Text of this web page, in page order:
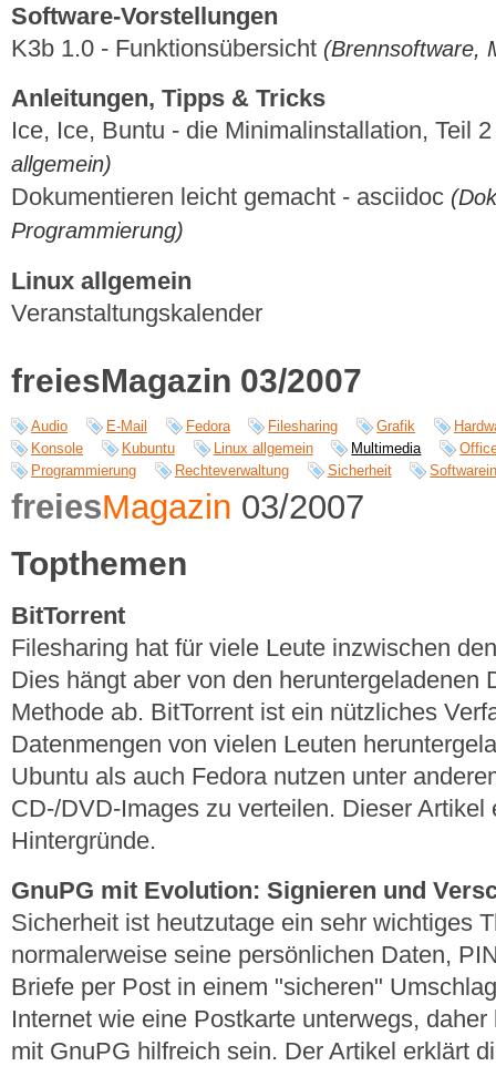
Software-Vorstellungen
K3b 1.0 - Funktionsübersicht (Brennsoftware,
Anleitungen, Tipps & Tricks
Ice, Ice, Buntu - die Minimalinstallation, Teil
allgemein)
Dokumentieren leicht gemacht - asciidoc
Programmierung)
Linux allgemein
Veranstaltungskalender
freiesMagazin 03/2007
Audio E-Mail Fedora Filesharing Grafik
Konsole
Kubuntu Linux allgemein Multimedia
Programmierung
Rechteverwaltung Sicherheit
freiesMagazin 03/2007
Topthemen
BitTorrent
Filesharing hat für viele Leute inzwischen
Dies hängt aber von den heruntergeladenen
Methode ab. BitTorrent ist ein nützliches
Datenmengen von vielen Leuten
Ubuntu als auch Fedora nutzen unter
CD-/DVD-Images zu verteilen. Dieser Artikel
Hintergründe.
GnuPG mit Evolution: Signieren und
Sicherheit ist heutzutage ein sehr wichtiges
normalerweise seine persönlichen Daten,
Briefe per Post in einem "sicheren"
Internet wie eine Postkarte unterwegs,
mit GnuPG hilfreich sein. Der Artikel erklärt